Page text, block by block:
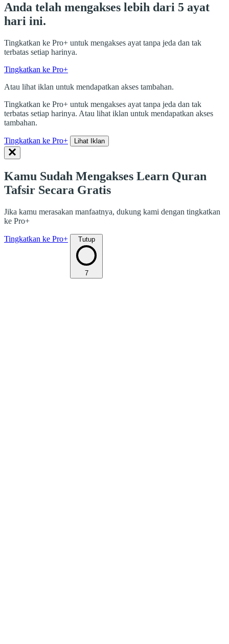
Anda telah mengakses lebih dari 5 ayat
hari ini.
Tingkatkan ke Pro+ untuk mengakses ayat tanpa jeda dan tak
terbatas setiap harinya.
Tingkatkan ke Pro+
Atau lihat iklan untuk mendapatkan akses tambahan.
Tingkatkan ke Pro+ untuk mengakses ayat tanpa jeda dan tak
terbatas setiap harinya. Atau lihat iklan untuk mendapatkan akses
tambahan.
Tingkatkan ke Pro+ Lihat Iklan
Kamu Sudah Mengakses Learn Quran
Tafsir Secara Gratis
Jika kamu merasakan manfaatnya, dukung kami dengan tingkatkan
ke Pro+
Tingkatkan ke Pro+ Tutup
7